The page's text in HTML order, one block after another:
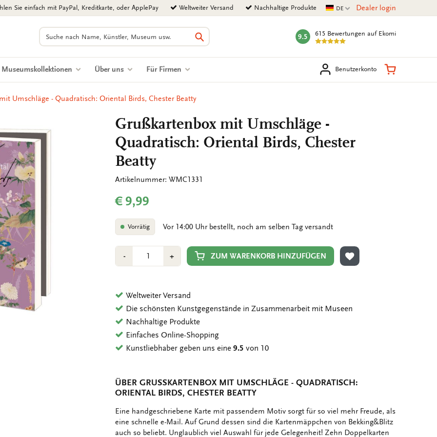
Sie einfach mit PayPal, Kreditkarte, oder ApplePay Weltweiter Versand Nachhaltige Produkte Aktuelle Sprache
DE Dealer login
Suchen
Suchen
mark:
9.5 615 Bewertungen auf Ekomi
Museumskollektionen Über uns Für Firmen Benutzerkonto Warenkorb
Umschläge - Quadratisch: Oriental Birds, Chester Beatty
Grußkartenbox mit Umschläge -
Quadratisch: Oriental Birds, Chester
Beatty
Artikelnummer: WMC1331
€ 9,99
Vorrätig Vor 14:00 Uhr bestellt, noch am selben Tag versandt
-Min
1
+Plus
1
ZUM WARENKORB HINZUFÜGEN
ZUR WUNSCHLISTE
Weltweiter Versand
Die schönsten Kunstgegenstände in Zusammenarbeit mit Museen
Nachhaltige Produkte
Einfaches Online-Shopping
Kunstliebhaber geben uns eine9.5 von 10
ÜBER GRUSSKARTENBOX MIT UMSCHLÄGE - QUADRATISCH: O
RIENTAL BIRDS, CHESTER BEATTY
OMSCHRIJVING
Eine handgeschriebene Karte mit passendem Motiv sorgt für so viel mehr Freude, als
eine schnelle e-Mail. Auf Grund dessen sind die Kartenmäppchen von Bekking&Blitz
auch so beliebt. Unglaublich viel Auswahl für jede Gelegenheit! Zehn Doppelkarten